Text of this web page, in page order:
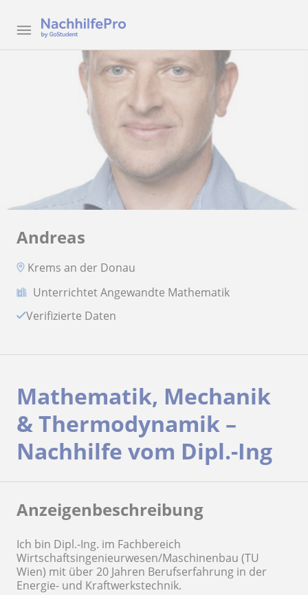
Andreas
Krems an der Donau
Unterrichtet Angewandte Mathematik
Verifizierte Daten
Mathematik, Mechanik
& Thermodynamik –
Nachhilfe vom Dipl.-Ing
Anzeigenbeschreibung
Ich bin Dipl.-Ing. im Fachbereich
Wirtschaftsingenieurwesen/Maschinenbau (TU
Wien) mit über 20 Jahren Berufserfahrung in der
Energie- und Kraftwerkstechnik.